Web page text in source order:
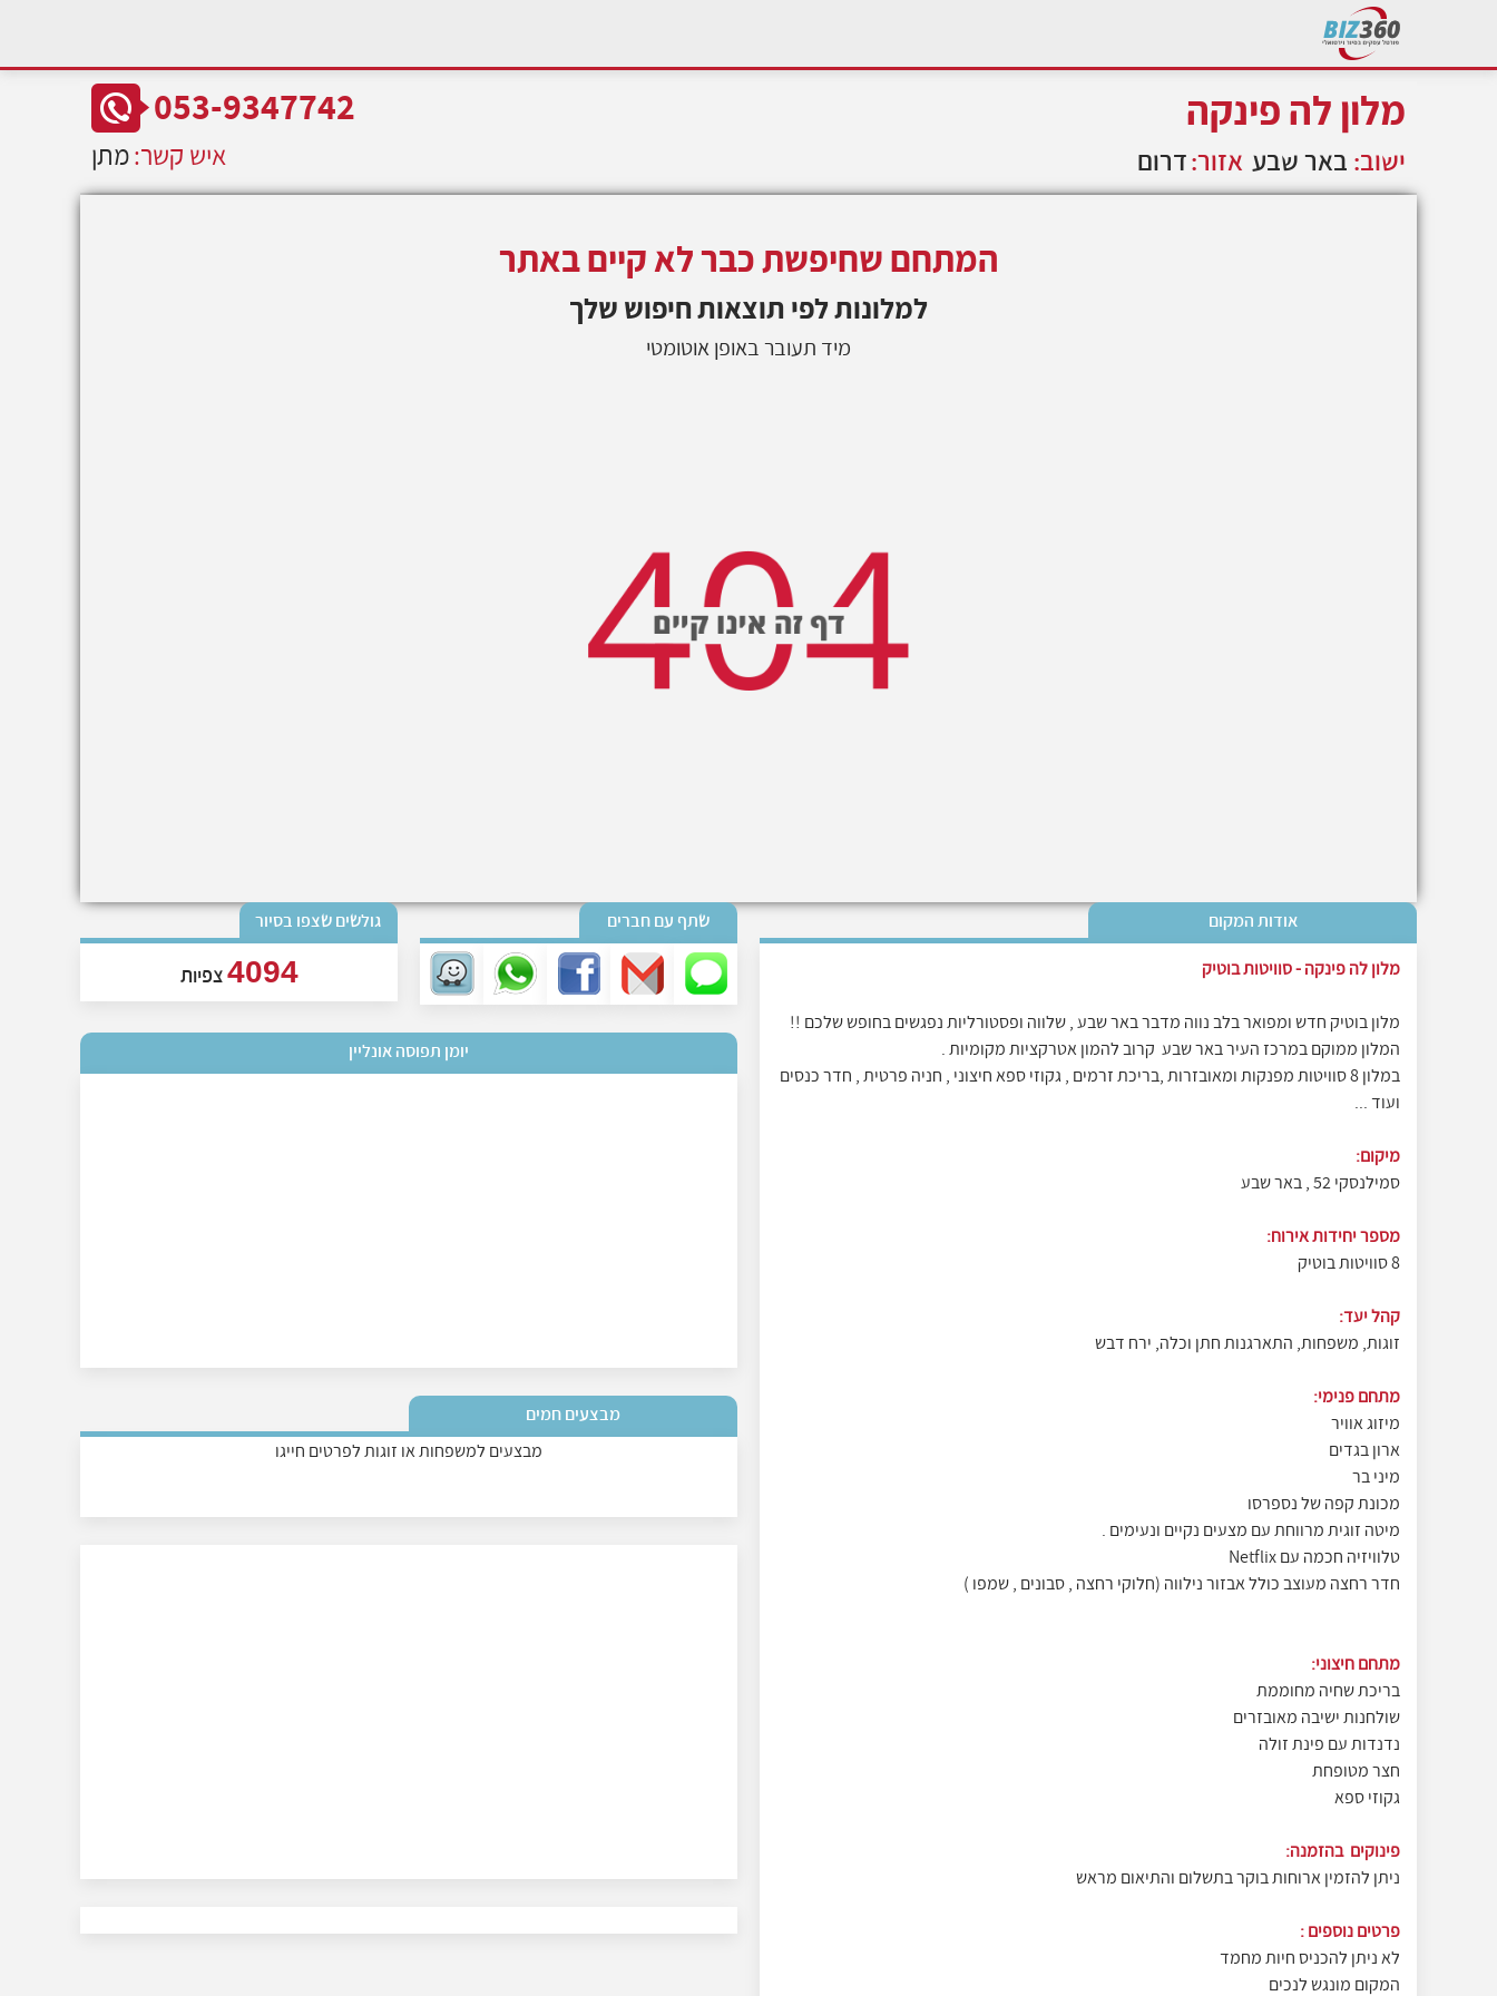
053-9347742
איש קשר:מתן
מלון לה פינקה
ישוב: באר שבע אזור:דרום
המתחם שחיפשת כבר לא קיים באתר
למלונותלפי תוצאות חיפוש שלך
מיד תעובר באופן אוטומטי
גולשים שצפו בסיור
4094צפיות
שתף עם חברים
יומן תפוסה אונליין
מבצעים חמים
מבצעים למשפחות או זוגות לפרטים חייגו
אודות המקום
מלון לה פינקה - סוויטות בוטיק
מלון בוטיק חדש ומפואר בלב נווה מדבר באר שבע , שלווה ופסטורליות נפגשים בחופש שלכם !!
המלון ממוקם במרכז העיר באר שבע קרוב להמון אטרקציות מקומיות .
במלון 8 סוויטות מפנקות ומאובזרות ,בריכת זרמים , גקוזי ספא חיצוני , חניה פרטית , חדר כנסים
ועוד ...
מיקום:
סמילנסקי 52 , באר שבע
מספר יחידות אירוח:
8 סוויטות בוטיק
קהל יעד:
זוגות, משפחות, התארגנות חתן וכלה, ירח דבש
מתחם פנימי:
מיזוג אוויר
ארון בגדים
מיני בר
מכונת קפה של נספרסו
מיטה זוגית מרווחת עם מצעים נקיים ונעימים .
טלוויזיה חכמה עם Netflix
חדר רחצה מעוצב כולל אבזור נילווה (חלוקי רחצה , סבונים , שמפו )
מתחם חיצוני:
בריכת שחיה מחוממת
שולחנות ישיבה מאובזרים
נדנדות עם פינת זולה
חצר מטופחת
גקוזי ספא
פינוקים בהזמנה:
ניתן להזמין ארוחות בוקר בתשלום והתיאום מראש
פרטים נוספים :
לא ניתן להכניס חיות מחמד
המקום מונגש לנכים